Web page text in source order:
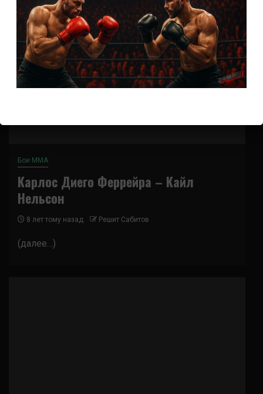
Бои ММА
Карлос Диего Феррейра – Кайл
Нельсон
8 лет тому назад Решит Сабитов
(далее…)